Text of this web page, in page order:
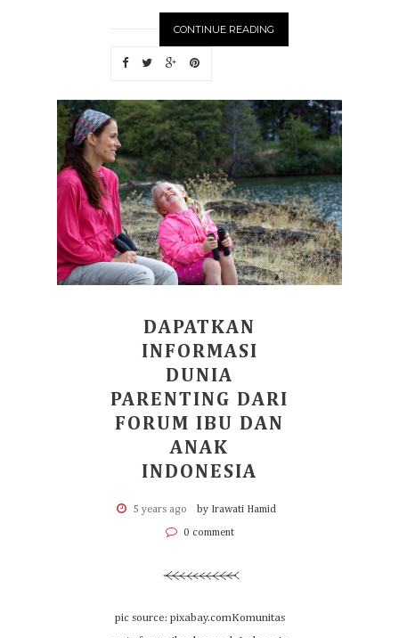
CONTINUE READING
DAPATKAN
INFORMASI
DUNIA
PARENTING DARI
FORUM IBU DAN
ANAK
INDONESIA
5 years ago by Irawati Hamid
0 comment
pic source: pixabay.comKomunitas